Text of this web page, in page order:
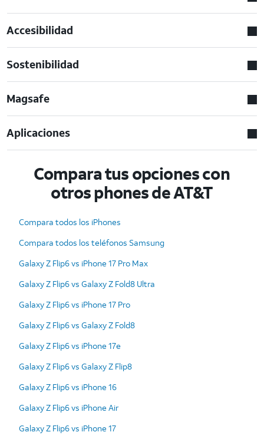
Accesibilidad
Sostenibilidad
Magsafe
Aplicaciones
Compara tus opciones con
otros phones de AT&T
Compara todos los iPhones
Compara todos los teléfonos Samsung
Galaxy Z Flip6 vs iPhone 17 Pro Max
Galaxy Z Flip6 vs Galaxy Z Fold8 Ultra
Galaxy Z Flip6 vs iPhone 17 Pro
Galaxy Z Flip6 vs Galaxy Z Fold8
Galaxy Z Flip6 vs iPhone 17e
Galaxy Z Flip6 vs Galaxy Z Flip8
Galaxy Z Flip6 vs iPhone 16
Galaxy Z Flip6 vs iPhone Air
Galaxy Z Flip6 vs iPhone 17